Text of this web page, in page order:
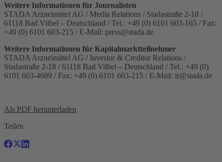
Weitere Informationen für Journalisten
STADA Arzneimittel AG / Media Relations / Stadastraße 2-18 /
61118 Bad Vilbel – Deutschland / Tel.: +49 (0) 6101 603-165 / Fax:
+49 (0) 6101 603-215 / E-Mail: press@stada.de
Weitere Informationen für Kapitalmarktteilnehmer
STADA Arzneimittel AG / Investor & Creditor Relations /
Stadastraße 2-18 / 61118 Bad Vilbel – Deutschland / Tel.: +49 (0)
6101 603-4689 / Fax: +49 (0) 6101 603-215 / E-Mail: ir@stada.de
Als PDF herunterladen
Teilen